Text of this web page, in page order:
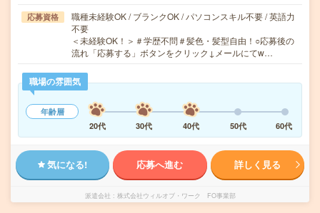
応募資格
職種未経験OK / ブランクOK / パソコンスキル不要 / 英語力
不要
＜未経験OK！＞＃学歴不問＃髪色・髪型自由！○応募後の
流れ「応募する」ボタンをクリック↓メールにてw…
職場の雰囲気
年齢層
20代
30代 40代 50代 60代
気になる! 応募へ進む 詳しく見る
派遣会社 株式会社ウィルオブ・ワーク FO事業部